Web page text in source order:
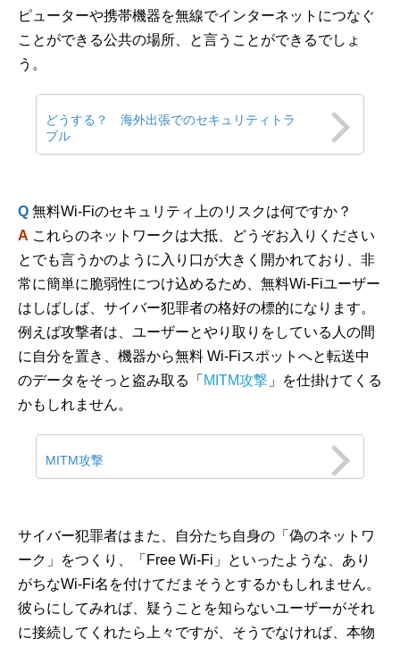
ピューターや携帯機器を無線でインターネットにつなぐ
ことができる公共の場所、と言うことができるでしょ
う。
どうする？ 海外出張でのセキュリティトラ
ブル
Q 無料Wi-Fiのセキュリティ上のリスクは何ですか？
A これらのネットワークは大抵、どうぞお入りください
とでも言うかのように入り口が大きく開かれており、非
常に簡単に脆弱性につけ込めるため、無料Wi-Fiユーザー
はしばしば、サイバー犯罪者の格好の標的になります。
例えば攻撃者は、ユーザーとやり取りをしている人の間
に自分を置き、機器から無料 Wi-Fiスポットへと転送中
のデータをそっと盗み取る「 MITM攻撃 」を仕掛けてくる
かもしれません。
MITM攻撃
サイバー犯罪者はまた、自分たち自身の「偽のネットワ
ーク」をつくり、「Free Wi-Fi」といったような、あり
がちなWi-Fi名を付けてだまそうとするかもしれません。
彼らにしてみれば、疑うことを知らないユーザーがそれ
に接続してくれたら上々ですが、そうでなければ、本物